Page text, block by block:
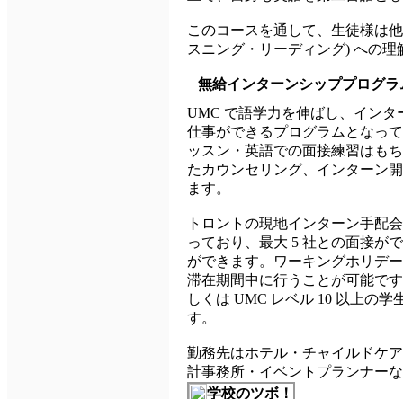
このコースを通して、生徒様は
スニング・リーディング) への
無給インターンシッププログラ
UMC で語学力を伸ばし、イン
仕事ができるプログラムとなっ
ッスン・英語での面接練習はも
たカウンセリング、インターン
ます。
トロントの現地インターン手配
っており、最大 5 社との面接が
ができます。ワーキングホリデ
滞在期間中に行うことが可能で
しくは UMC レベル 10 以上の
す。
勤務先はホテル・チャイルドケ
計事務所・イベントプランナー
学校のツボ！